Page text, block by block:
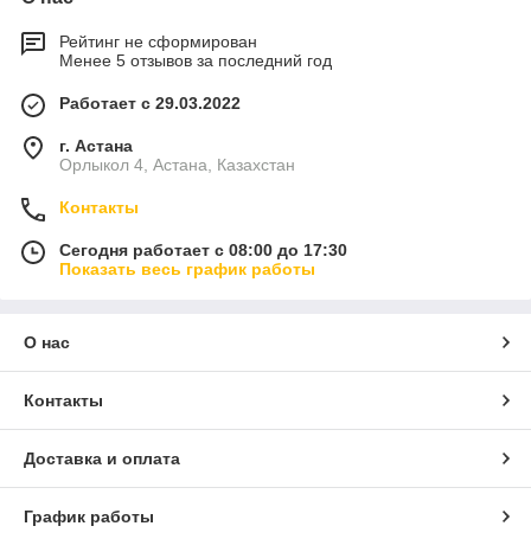
Рейтинг не сформирован
Менее 5 отзывов за последний год
Работает с 29.03.2022
г. Астана
Орлыкол 4, Астана, Казахстан
Контакты
Сегодня работает с 08:00 до 17:30
Показать весь график работы
О нас
Контакты
Доставка и оплата
График работы